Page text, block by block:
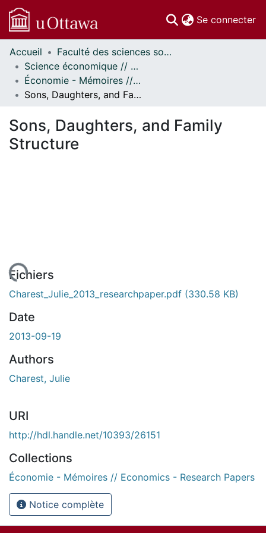
Se connecter
Communautés
et collections
Parcourir
Statistiques
À propos
Accueil
Faculté des sciences sociales // Faculty of Social Sciences
Science économique // Economics
Économie - Mémoires // Economics - Research Papers
Sons, Daughters, and Family Structure
Sons, Daughters, and Family
Structure
En cours de chargement...
Fichiers
Charest_Julie_2013_researchpaper.pdf (330.58 KB)
Date
2013-09-19
Authors
Charest, Julie
URI
http://hdl.handle.net/10393/26151
Collections
Économie - Mémoires // Economics - Research Papers
Notice complète